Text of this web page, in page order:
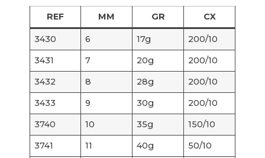
REF MM GR CX
3430 6 17g
200/10
3431
7 20g
200/10
3432
8 28g
200/10
3433
9 30g
200/10
3740
10 35g
150/10
3741
11 40g
50/10